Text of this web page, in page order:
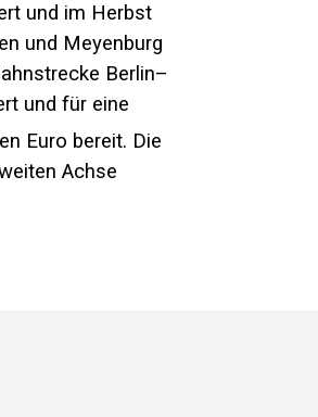
und im Herbst
und Meyenburg
Berlin–
und für eine
Euro bereit. Die
Achse